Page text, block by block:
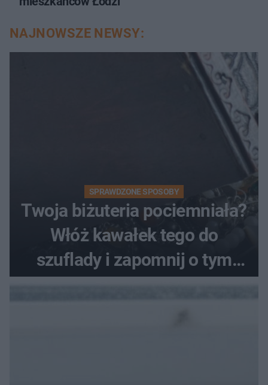
NAJNOWSZE NEWSY:
SPRAWDZONE SPOSOBY
Twoja biżuteria pociemniała?
Włóż kawałek tego do
szuflady i zapomnij o tym
problemie. Sposób na